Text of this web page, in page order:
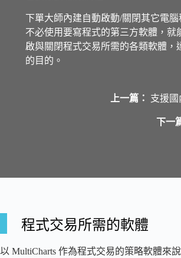
下單大師內建自動啟動/關閉其它電腦
不必使用要寫程式的第三方軟體，就
啟與關閉程式交易所需的各類軟體，
的目的。
上一篇： 支援
下一
程式交易所需的軟體
以 MultiCharts 作為程式交易的策略軟體來